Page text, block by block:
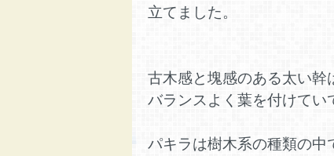
立てました。
古木感と塊感のある太い幹
バランスよく葉を付けてい
パキラは樹木系の種類の中